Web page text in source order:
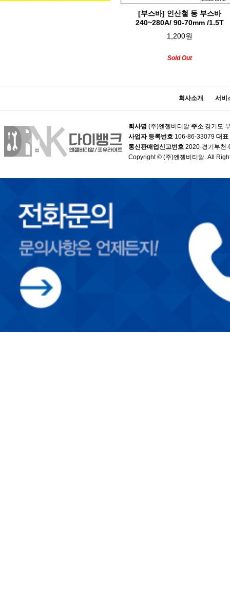
[부스바] 인산철 동 부스바
240~280A/ 90-70mm /1.5T
1,200원
Sold Out
회사소개 서비
회사명 (주)엔젤비티알 주소 경기도
사업자 등록번호 106-86-33079 대표
통신판매업신고번호 2020-경기부천
Copyright © (주)엔젤비티알. All